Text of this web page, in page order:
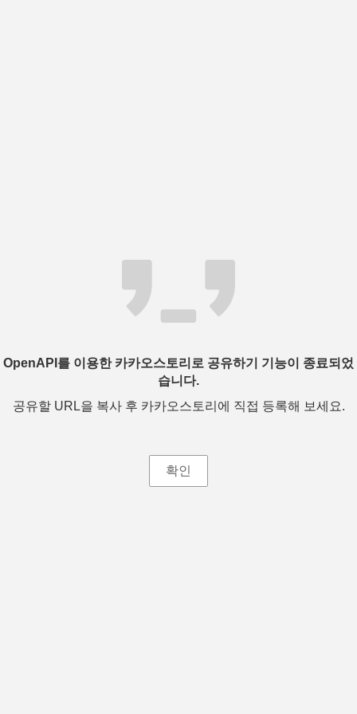
OpenAPI를 이용한 카카오스토리로 공유하기 기능이 종료되었
습니다.
공유할 URL을 복사 후 카카오스토리에 직접 등록해 보세요.
확인